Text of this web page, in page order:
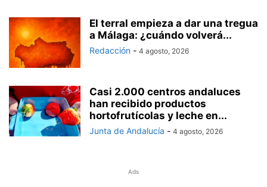
El terral empieza a dar una tregua
a Málaga: ¿cuándo volverá...
Redacción - 4 agosto, 2026
Casi 2.000 centros andaluces
han recibido productos
hortofrutícolas y leche en...
Junta de Andalucía - 4 agosto, 2026
Ads